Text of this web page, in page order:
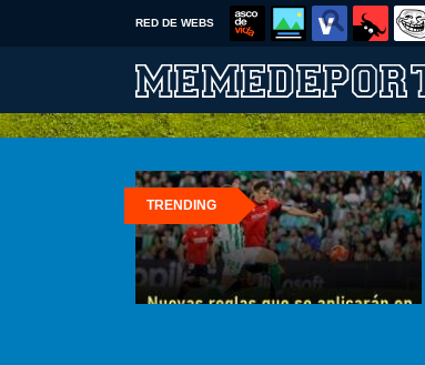
RED DE WEBS
TRENDING